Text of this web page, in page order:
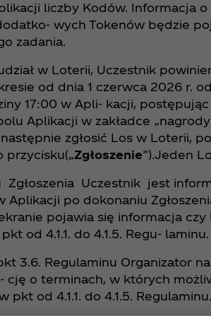
liczby Kodów. Informacja
wych Tokenów będzie
zadania.
w Loterii, Uczestnik
od dnia 1 czerwca 2026 r.
17:00 w Apli- kacji,
Aplikacji w zakładce
następnie zgłosić Los w Loterii,
przycisku(„Zgłoszenie”).Jeden
Zgłoszenia Uczestnik jest
po dokonaniu
pojawia się informacja
od 4.1.1. do 4.1.5. Regu- laminu.
3.6. Regulaminu Organizator
cję o terminach, w których
pkt od 4.1.1. do 4.1.5. Regulaminu.